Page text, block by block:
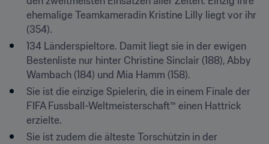
ehemalige Teamkameradin Kristine Lilly liegt vor ihr
(354).
134 Länderspieltore. Damit liegt sie in der ewigen
Bestenliste nur hinter Christine Sinclair (188), Abby
Wambach (184) und Mia Hamm (158).
Sie ist die einzige Spielerin, die in einem Finale der
FIFA Fussball-Weltmeisterschaft™ einen Hattrick
erzielte.
Sie ist zudem die älteste Torschützin in der